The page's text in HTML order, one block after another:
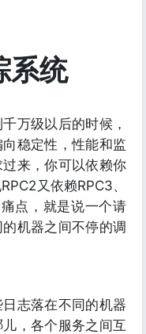
系统
万级以后的时候，
稳定性，性能和监
来，你可以依赖你
又依赖RPC3、
点，就是说一个请
机器之间不停的调
志落在不同的机器
，各个服务之间互